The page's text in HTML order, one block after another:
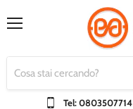
Tel: 0803507714